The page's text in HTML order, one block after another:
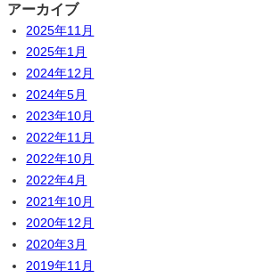
アーカイブ
2025年11月
2025年1月
2024年12月
2024年5月
2023年10月
2022年11月
2022年10月
2022年4月
2021年10月
2020年12月
2020年3月
2019年11月